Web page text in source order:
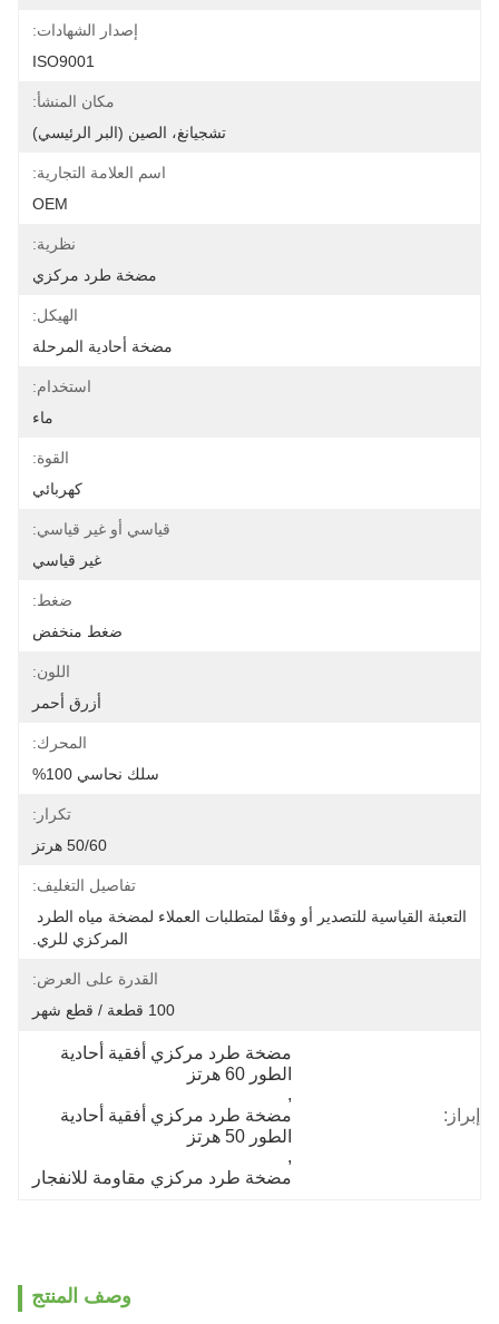
إصدار الشهادات:
ISO9001
مكان المنشأ:
تشجيانغ، الصين (البر الرئيسي)
اسم العلامة التجارية:
OEM
نظرية:
مضخة طرد مركزي
الهيكل:
مضخة أحادية المرحلة
استخدام:
ماء
القوة:
كهربائي
قياسي أو غير قياسي:
غير قياسي
ضغط:
ضغط منخفض
اللون:
أزرق أحمر
المحرك:
سلك نحاسي 100%
تكرار:
50/60 هرتز
تفاصيل التغليف:
المركزي للري.
القدرة على العرض:
100 قطعة / قطع شهر
إبراز:
الطور 60 هرتز
,
الطور 50 هرتز
,
مضخة طرد مركزي مقاومة للانفجار
وصف المنتج